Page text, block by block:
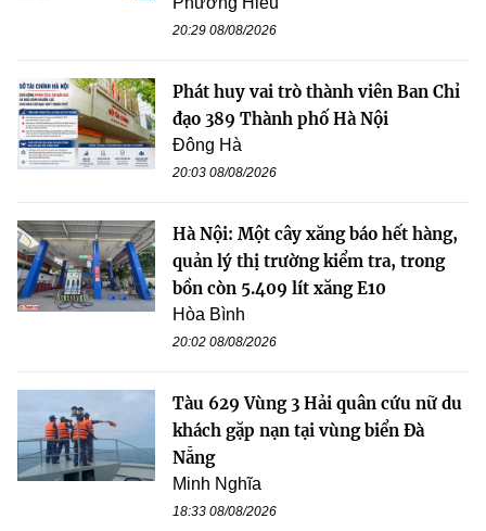
20:29 08/08/2026
Phát huy vai trò thành viên Ban Chỉ
đạo 389 Thành phố Hà Nội
Đông Hà
20:03 08/08/2026
Hà Nội: Một cây xăng báo hết hàng,
quản lý thị trường kiểm tra, trong
bồn còn 5.409 lít xăng E10
Hòa Bình
20:02 08/08/2026
Tàu 629 Vùng 3 Hải quân cứu nữ du
khách gặp nạn tại vùng biển Đà
Nẵng
Minh Nghĩa
18:33 08/08/2026